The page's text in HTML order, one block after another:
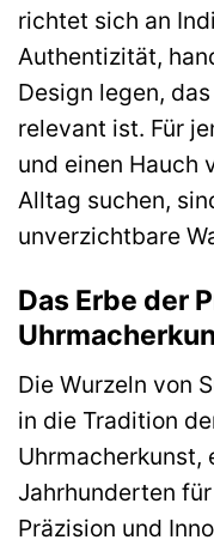
richtet sich an
Authentizität,
Design legen,
relevant ist. Für
und einen Hauch
Alltag suchen,
unverzichtbare
Das Erbe der
Die Wurzeln von
in die Tradition
Uhrmacherkunst,
Jahrhunderten
Präzision und